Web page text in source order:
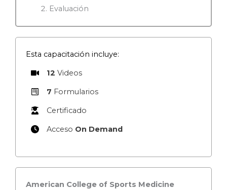
Evaluación
Esta capacitación incluye:
12 Videos
7 Formularios
Certificado
Acceso On Demand
American College of Sports Medicine